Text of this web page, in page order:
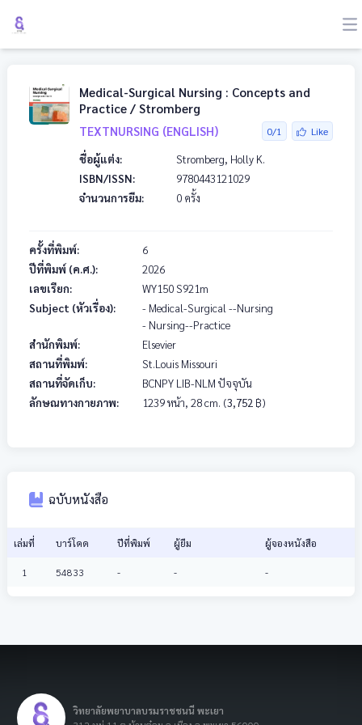
Medical-Surgical Nursing : Concepts and
Practice / Stromberg
TEXTNURSING (ENGLISH)
0/1 Like
ชื่อผู้แต่ง:
Stromberg, Holly K.
ISBN/ISSN:
9780443121029
จำนวนการยืม:
0 ครั้ง
ครั้งที่พิมพ์:
6
ปีที่พิมพ์ (ค.ศ.):
2026
เลขเรียก:
WY150 S921m
Subject (หัวเรื่อง):
- Medical-Surgical --Nursing
- Nursing--Practice
สำนักพิมพ์:
Elsevier
สถานที่พิมพ์:
St.Louis Missouri
สถานที่จัดเก็บ:
BCNPY LIB-NLM ปัจจุบัน
ลักษณทางกายภาพ:
1239 หน้า, 28 cm. (3,752 ฿)
ฉบับหนังสือ
เล่มที่ บาร์โคด ปีที่พิมพ์ ผู้ยืม ผู้จองหนังสือ
1 54833 - - -
วิทยาลัยพยาบาลบรมราชชนนี พะเยา